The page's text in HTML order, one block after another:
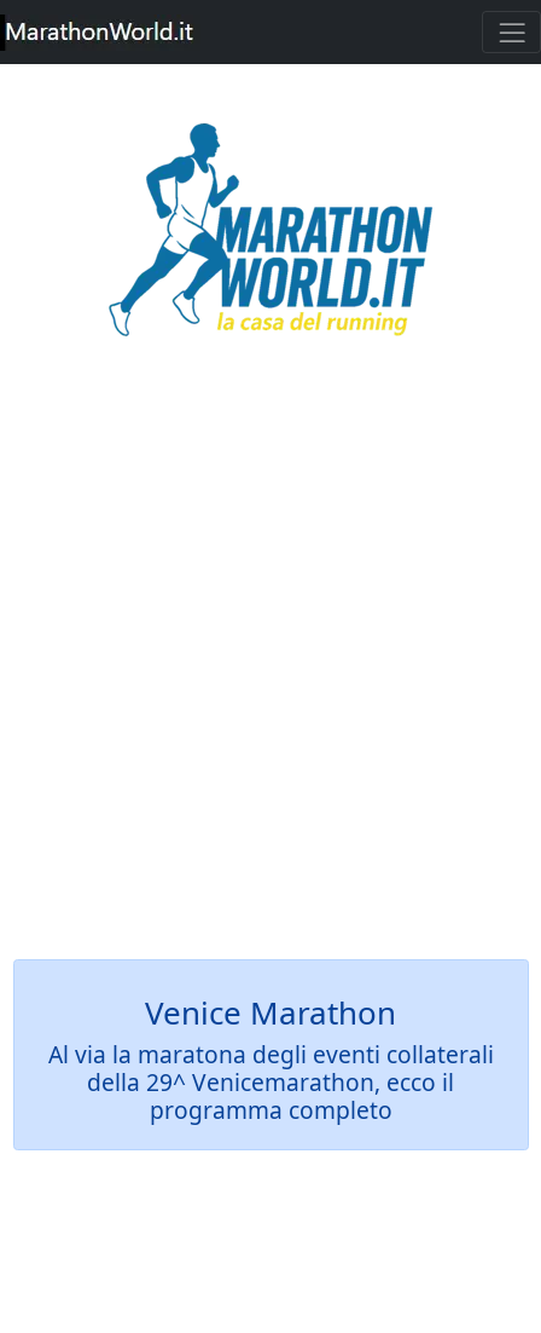
Venice Marathon
Al via la maratona degli eventi collaterali
della 29^ Venicemarathon, ecco il
programma completo